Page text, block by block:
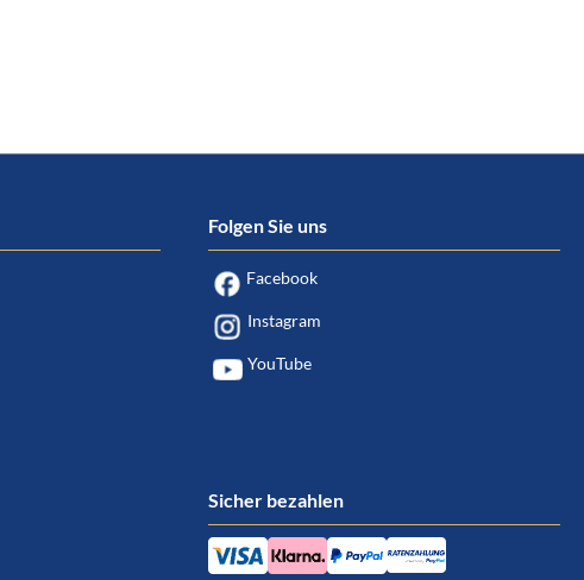
Folgen Sie uns
Facebook
Instagram
YouTube
Sicher bezahlen